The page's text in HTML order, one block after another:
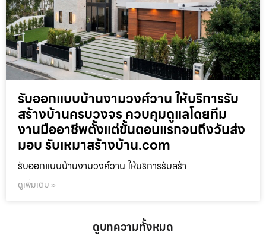
รับออกแบบบ้านงามวงศ์วาน ให้บริการรับ
สร้างบ้านครบวงจร ควบคุมดูแลโดยทีม
งานมืออาชีพตั้งแต่ขั้นตอนแรกจนถึงวันส่ง
มอบ รับเหมาสร้างบ้าน.com
รับออกแบบบ้านงามวงศ์วาน ให้บริการรับสร้า
ดูเพิ่มเติม »
ดูบทความทั้งหมด